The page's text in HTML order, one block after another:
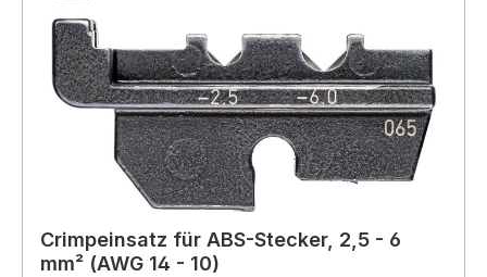
Crimpeinsatz für ABS-Stecker, 2,5 - 6
mm² (AWG 14 - 10)